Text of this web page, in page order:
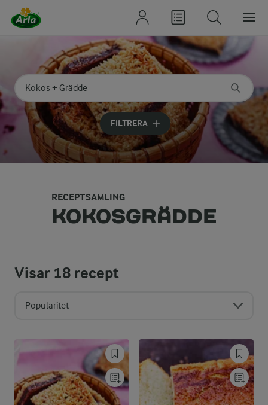
Sök på kategori eller ingrediens
Skriv in sökord för att få förslag
FILTRERA
RECEPTSAMLING
KOKOSGRÄDDE
Visar18 recept
Popularitet